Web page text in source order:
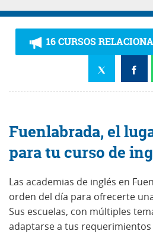
16 CURSOS
Fuenlabrada, el
para tu curso de
Las academias de inglés en
orden del día para ofrecerte
Sus escuelas, con múltiples
adaptarse a tus